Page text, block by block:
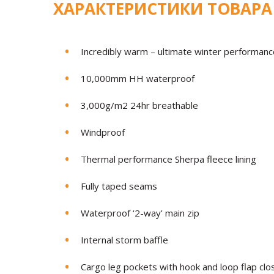
ХАРАКТЕРИСТИКИ ТОВАРА
Incredibly warm – ultimate winter
10,000mm HH waterproof
3,000g/m2 24hr breathable
Windproof
Thermal performance Sherpa fleece lining
Fully taped seams
Waterproof ‘2-way’ main zip
Internal storm baffle
Cargo leg pockets with hook and loop flap